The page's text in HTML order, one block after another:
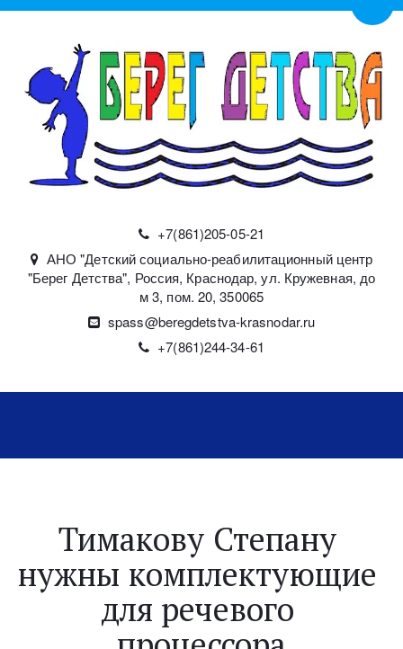
+7(861)205-05-21
АНО "Детский социально-реабилитационный центр
"Берег Детства", Россия, Краснодар,ул. Кружевная, до
м 3, пом. 20,350065
spass@beregdetstva-krasnodar.ru
+7(861)244-34-61
Тимакову Степану
нужны комплектующие
для речевого